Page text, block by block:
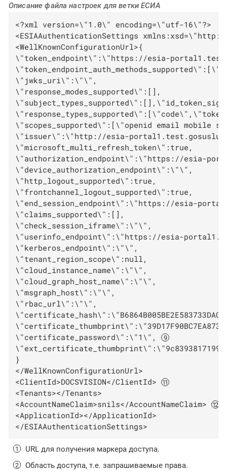
Описание файла настроек для ветки ЕСИА
<?xml version=\"1.0\" encoding=\"utf-16\"?>
<ESIAAuthenticationSettings xmlns:xsd=\"http://
<WellKnownConfigurationUrl>{
\"token_endpoint\":\"https://esia-
\"jwks_uri\":\"\",
\"response_modes_supported\":[],
\"scopes_supported\":[\"openid email mobile
\"issuer\":\"http://esia-
\"microsoft_multi_refresh_token\":true,
\"authorization_endpoint\":\"https://esia-
\"device_authorization_endpoint\":\"\",
\"http_logout_supported\":true,
\"frontchannel_logout_supported\":true,
\"end_session_endpoint\":\"https://esia-
\"claims_supported\":[],
\"check_session_iframe\":\"\",
\"userinfo_endpoint\":\"https://esia-
\"kerberos_endpoint\":\"\",
\"tenant_region_scope\":null,
\"cloud_instance_name\":\"\",
\"cloud_graph_host_name\":\"\",
\"msgraph_host\":\"\",
\"rbac_url\":\"\",
\"certificate_password\":\"1\",
}
</WellKnownConfigurationUrl>
<ClientId>DOCSVISION</ClientId>
<Tenants></Tenants>
<AccountNameClaim>snils</AccountNameClaim>
<ApplicationId></ApplicationId>
</ESIAAuthenticationSettings>
URL для получения маркера доступа.
Область доступа, т.е. запрашиваемые права.